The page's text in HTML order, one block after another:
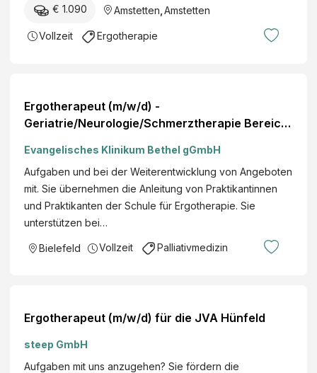
€ 1.090 Amstetten Amstetten
Vollzeit Ergotherapie
Ergotherapeut (m/w/d) -
Geriatrie/Neurologie/Schmerztherapie Bereich:
Evangelisches Klinikum Bethel gGmbH
Aufgaben und bei der Weiterentwicklung von Angeboten
mit. Sie übernehmen die Anleitung von Praktikantinnen
und Praktikanten der Schule für Ergotherapie. Sie
unterstützen bei…
Bielefeld Vollzeit Palliativmedizin
Ergotherapeut (m/w/d) für die JVA Hünfeld
steep GmbH
Aufgaben mit uns anzugehen? Sie fördern die